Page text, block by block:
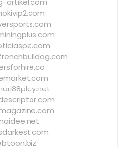
artikel.com